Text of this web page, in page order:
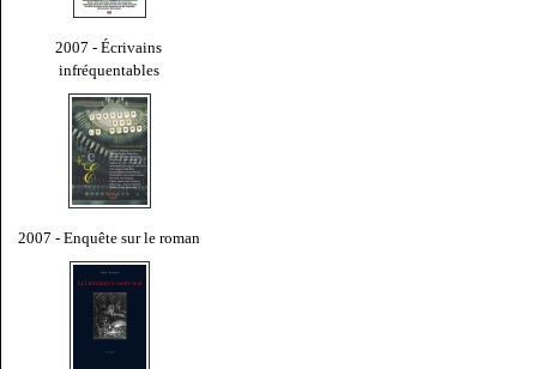
2007 - Écrivains
infréquentables
2007 - Enquête sur le roman